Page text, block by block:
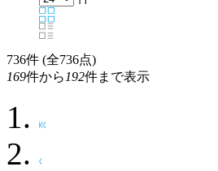
736件 (全736点)
169件から 192件まで表示